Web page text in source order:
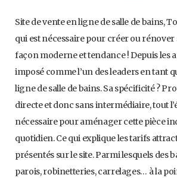
Site de vente en ligne de salle de bains,
qui est nécessaire pour créer ou rénover
façon moderne et tendance ! Depuis les
imposé comme l’un des leaders en tant
ligne de salle de bains. Sa spécificité ?
directe et donc sans intermédiaire, tout
nécessaire pour aménager cette pièce
quotidien. Ce qui explique les tarifs
présentés sur le site. Parmi lesquels des
parois, robinetteries, carrelages… à la